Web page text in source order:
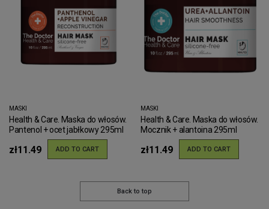
MASKI
Health & Care. Maska do włosów.
Pantenol + ocet jabłkowy 295ml
zł11.49 ADD TO CART
MASKI
Health & Care. Maska do włosów.
Mocznik + alantoina 295ml
zł11.49 ADD TO CART
Back to top